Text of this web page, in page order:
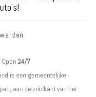
Open 24/7
is een gemeentelijke
aan de zuidkant van het